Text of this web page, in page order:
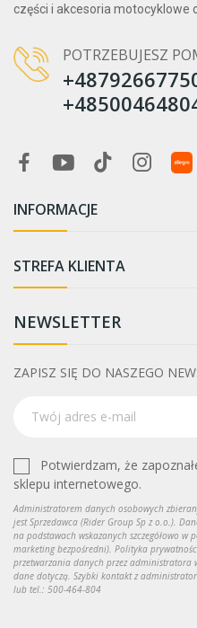
części i akcesoria motocyklowe
POTRZEBUJESZ
INFORMACJE
STREFA KLIENTA
NEWSLETTER
ZAPISZ SIĘ DO NASZEGO
Potwierdzam, że
sklepu internetowego.
Administratorem danych osobowych
jest Sprzedawca (Rider Group Sp z o.o.).
na podstawach wskazanych szczegółowo
marketing bezpośredni). Polityka
przetwarzania danych przez administratora
dane dotyczą. Szybki kontakt z
lub tel.: 500-464-804